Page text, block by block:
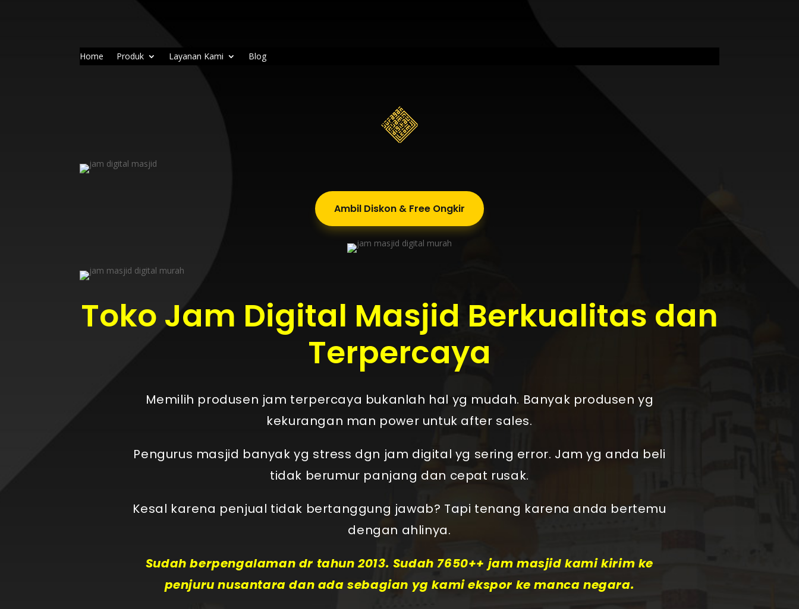
Home Produk Layanan Kami Blog
Ambil Diskon & Free Ongkir
Toko Jam Digital Masjid Berkualitas dan
Terpercaya
Memilih produsen jam terpercaya bukanlah hal yg mudah. Banyak produsen yg
kekurangan man power untuk after sales.
Pengurus masjid banyak yg stress dgn jam digital yg sering error. Jam yg anda beli
tidak berumur panjang dan cepat rusak.
Kesal karena penjual tidak bertanggung jawab? Tapi tenang karena anda bertemu
dengan ahlinya.
Sudah berpengalaman dr tahun 2013. Sudah 7650++ jam masjid kami kirim ke
penjuru nusantara dan ada sebagian yg kami ekspor ke manca negara.